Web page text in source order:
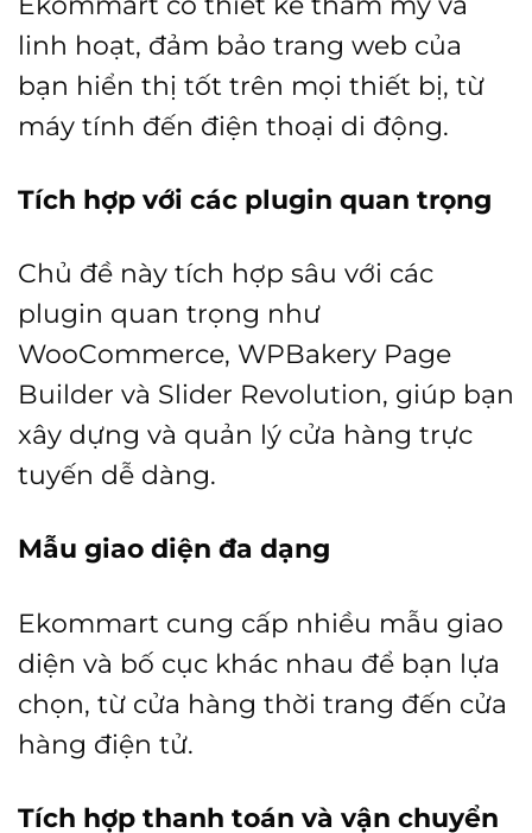
linh hoạt, đảm bảo trang web của
bạn hiển thị tốt trên mọi thiết bị, từ
máy tính đến điện thoại di động.
Tích hợp với các plugin quan trọng
Chủ đề này tích hợp sâu với các
plugin quan trọng như
WooCommerce, WPBakery Page
Builder và Slider Revolution, giúp bạn
xây dựng và quản lý cửa hàng trực
tuyến dễ dàng.
Mẫu giao diện đa dạng
Ekommart cung cấp nhiều mẫu giao
diện và bố cục khác nhau để bạn lựa
chọn, từ cửa hàng thời trang đến cửa
hàng điện tử.
Tích hợp thanh toán và vận chuyển